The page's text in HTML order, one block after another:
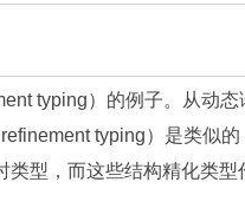
typing）的例子。从动态
typing）是类似
型，而这些结构精化类型